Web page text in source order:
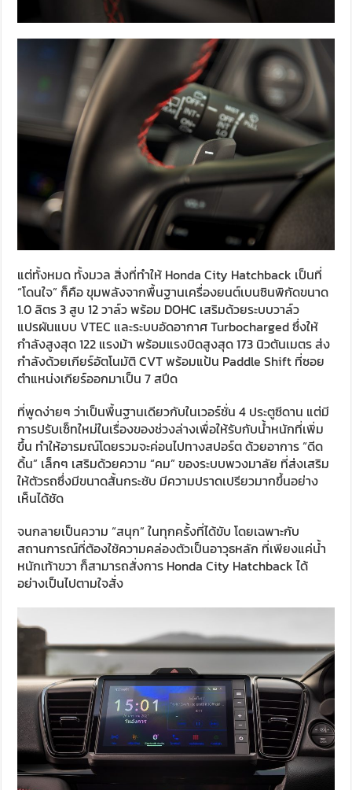
แต่ทั้งหมด ทั้งมวล สิ่งที่ทำให้ Honda City Hatchback เป็นที่
“โดนใจ” ก็คือ ขุมพลังจากพื้นฐานเครื่องยนต์เบนซินพิกัดขนาด
1.0 ลิตร 3 สูบ 12 วาล์ว พร้อม DOHC เสริมด้วยระบบวาล์ว
แปรผันแบบ VTEC และระบบอัดอากาศ Turbocharged ซึ่งให้
กำลังสูงสุด 122 แรงม้า พร้อมแรงบิดสูงสุด 173 นิวตันเมตร ส่ง
กำลังด้วยเกียร์อัตโนมัติ CVT พร้อมแป้น Paddle Shift ที่ซอย
ตำแหน่งเกียร์ออกมาเป็น 7 สปีด
ที่พูดง่ายๆ ว่าเป็นพื้นฐานเดียวกับในเวอร์ชั่น 4 ประตูซีดาน แต่มี
การปรับเซ็ทใหม่ในเรื่องของช่วงล่างเพื่อให้รับกับน้ำหนักที่เพิ่ม
ขึ้น ทำให้อารมณ์โดยรวมจะค่อนไปทางสปอร์ต ด้วยอาการ “ดีด
ดิ้น” เล็กๆ เสริมด้วยความ “คม” ของระบบพวงมาลัย ที่ส่งเสริม
ให้ตัวรถซึ่งมีขนาดสั้นกระชับ มีความปราดเปรียวมากขึ้นอย่าง
เห็นได้ชัด
จนกลายเป็นความ “สนุก” ในทุกครั้งที่ได้ขับ โดยเฉพาะกับ
สถานการณ์ที่ต้องใช้ความคล่องตัวเป็นอาวุธหลัก ที่เพียงแค่น้ำ
หนักเท้าขวา ก็สามารถสั่งการ Honda City Hatchback ได้
อย่างเป็นไปตามใจสั่ง